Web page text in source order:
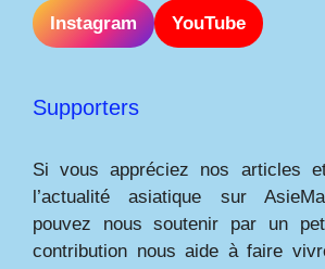
Instagram YouTube
Supporters
Si vous appréciez nos articles
l’actualité asiatique sur
pouvez nous soutenir par un
contribution nous aide à faire